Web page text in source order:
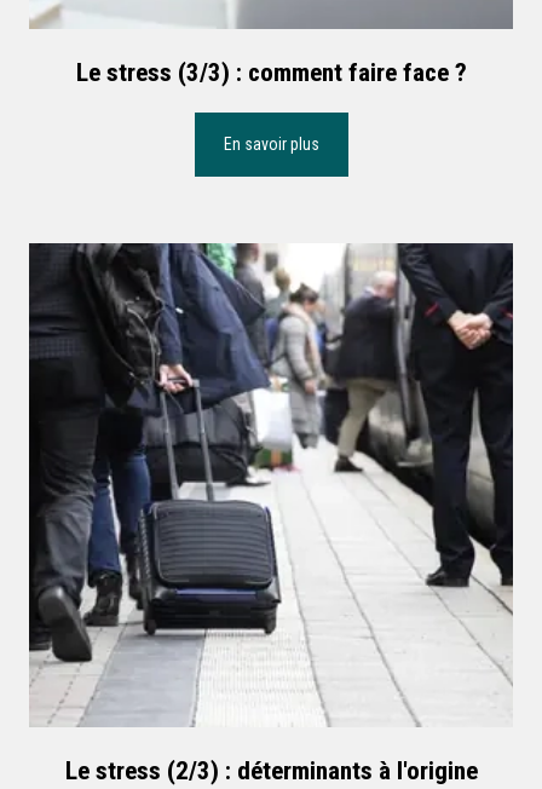
Le stress (3/3) : comment faire face ?
En savoir plus
Le stress (2/3) : déterminants à l'origine